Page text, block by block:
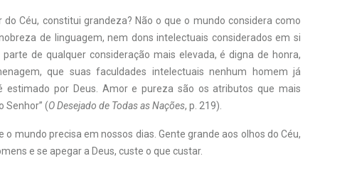
Céu, constitui grandeza? Não o que o mundo considera como
de linguagem, nem dons intelectuais considerados em si
de qualquer consideração mais elevada, é digna de honra,
que suas faculdades intelectuais nenhum homem já
estimado por Deus. Amor e pureza são os atributos que mais
Senhor” (O Desejado de Todas as Nações, p. 219).
o mundo precisa em nossos dias. Gente grande aos olhos do Céu,
e se apegar a Deus, custe o que custar.